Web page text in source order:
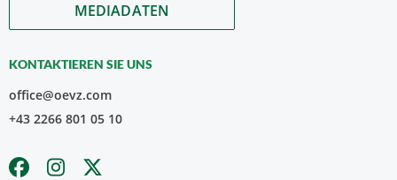
MEDIADATEN
KONTAKTIEREN SIE UNS
office@oevz.com
+43 2266 801 05 10